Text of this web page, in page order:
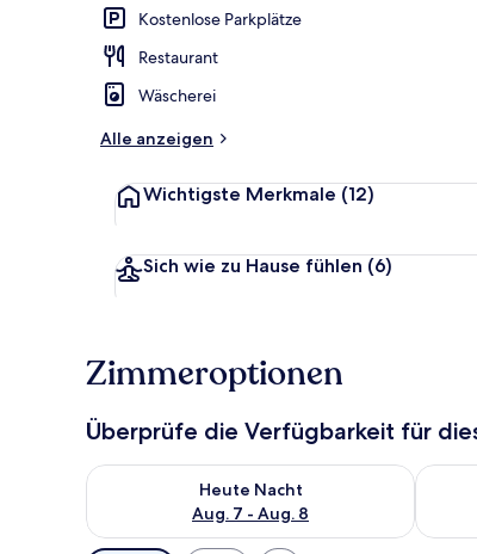
Kostenlose Parkplätze
Restaurant
Wäscherei
Alle anzeigen
Wichtigste Merkmale (12)
Sich wie zu Hause fühlen (6)
Zimmeroptionen
Überprüfe die Verfügbarkeit für
Heute Nacht
Aug. 7 - Aug. 8
Überprüfe die Verfügbarkeit für heute Nacht,